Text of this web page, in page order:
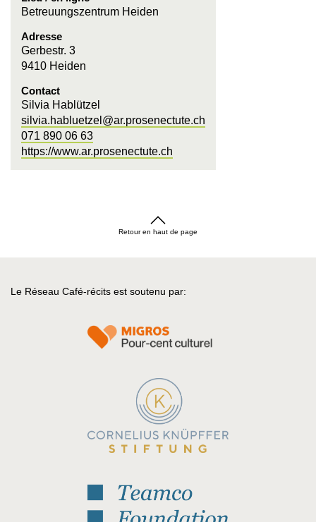
Betreuungszentrum Heiden
Adresse
Gerbestr. 3
9410 Heiden
Contact
Silvia Hablützel
silvia.habluetzel@ar.prosenectute.ch
071 890 06 63
https://www.ar.prosenectute.ch
Retour en haut de page
Le Réseau Café-récits est soutenu par: